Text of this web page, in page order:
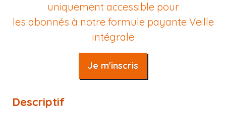
uniquement accessible pour
les abonnés à notre formule payante Veille
intégrale
Je m'inscris
Descriptif